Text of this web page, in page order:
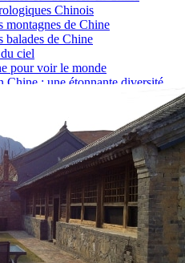
Chinois
montagnes de Chine
balades de Chine
ciel
pour voir le monde
Chine : une étonnante diversité
Chine
en Chine
Voyage Chine
depuis la Chine ?
essentiels
Chine
la Chine
avec votre drone
voyage en Chine